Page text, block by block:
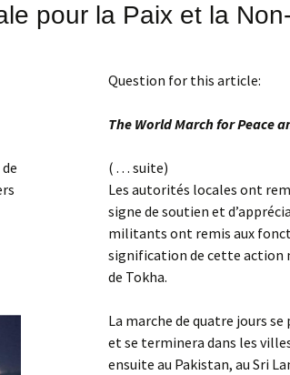
pour la Paix et la
Question for this article:
The World March for Peace
( . . . suite)
Les autorités locales ont
signe de soutien et
militants ont remis aux
signification de cette action
de Tokha.
La marche de quatre jours
et se terminera dans les
ensuite au Pakistan, au Sri